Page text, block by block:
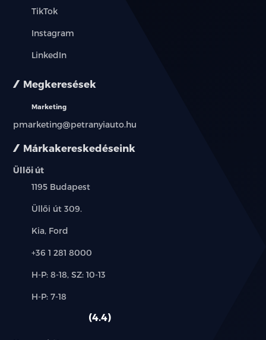
Fashion metál fényezés
Márkakereskedéseink
Üllői út
Település:
1195 Budapest
Cím:
Üllői út 309.
Márkák:
Kia, Ford
Telefon:
+36 1 281 8000
Új-
használt
H-P: 8-18, SZ: 10-13
Alkatrész,
H-P: 7-18
4.4
TikTok
Instagram
LinkedIn
Megkeresések
Marketing
pmarketing@petranyiauto.hu